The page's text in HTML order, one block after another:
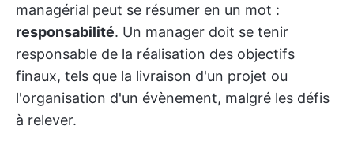
managérial peut se résumer en un mot :
responsabilité. Un manager doit se tenir
responsable de la réalisation des objectifs
finaux, tels que la livraison d'un projet ou
l'organisation d'un évènement, malgré les défis
à relever.